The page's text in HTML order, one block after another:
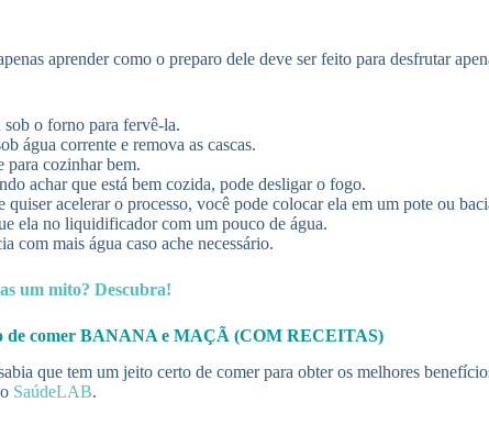
aprender como o preparo dele deve ser feito para desfrutar
sob o forno para fervê-la.
água corrente e remova as cascas.
para cozinhar bem.
achar que está bem cozida, pode desligar o fogo.
quiser acelerar o processo, você pode colocar ela em um pote ou
ela no liquidificador com um pouco de água.
com mais água caso ache necessário.
um mito? Descubra!
comer BANANA e MAÇÃ (COM RECEITAS)
que tem um jeito certo de comer para obter os melhores
SaúdeLAB.